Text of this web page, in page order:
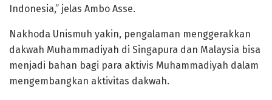
Indonesia,” jelas Ambo Asse.
Nakhoda Unismuh yakin, pengalaman menggerakkan
dakwah Muhammadiyah di Singapura dan Malaysia bisa
menjadi bahan bagi para aktivis Muhammadiyah dalam
mengembangkan aktivitas dakwah.